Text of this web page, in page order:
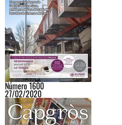
Número 1600
27/02/2020